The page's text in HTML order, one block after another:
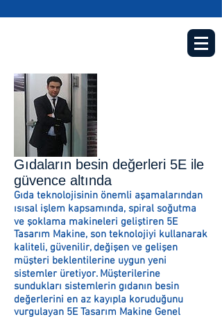
Gıdaların besin değerleri 5E ile
güvence altında
Gıda teknolojisinin önemli aşamalarından
ısısal işlem kapsamında, spiral soğutma
ve şoklama makineleri geliştiren 5E
Tasarım Makine, son teknolojiyi kullanarak
kaliteli, güvenilir, değişen ve gelişen
müşteri beklentilerine uygun yeni
sistemler üretiyor. Müşterilerine
sundukları sistemlerin gıdanın besin
değerlerini en az kayıpla koruduğunu
vurgulayan 5E Tasarım Makine Genel